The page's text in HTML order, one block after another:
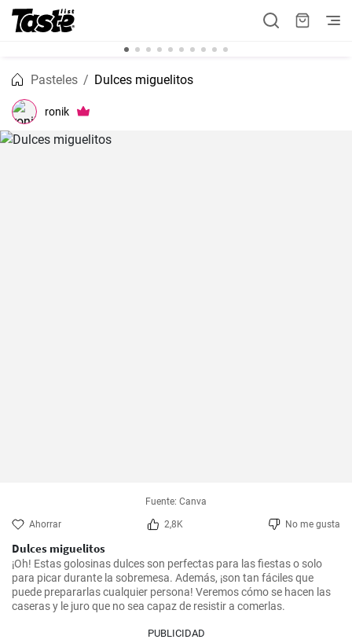
Pasteles Dulces miguelitos
ronik
Fuente: Canva
Ahorrar 2,8K No me gusta
Dulces miguelitos
¡Oh! Estas golosinas dulces son perfectas para las fiestas o solo
para picar durante la sobremesa. Además, ¡son tan fáciles que
puede prepararlas cualquier persona! Veremos cómo se hacen las
caseras y le juro que no sea capaz de resistir a comerlas.
PUBLICIDAD